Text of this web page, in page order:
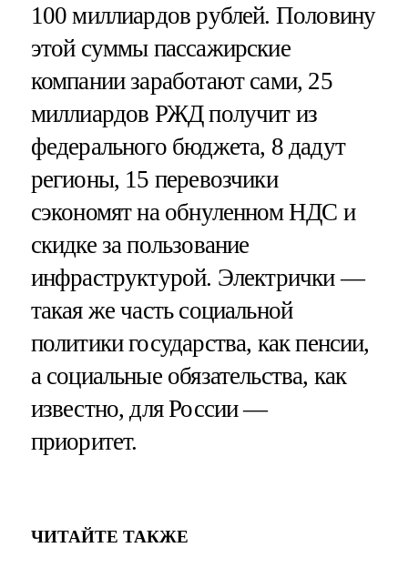
100 миллиардов рублей. Половину
этой суммы пассажирские
компании заработают сами, 25
миллиардов РЖД получит из
федерального бюджета, 8 дадут
регионы, 15 перевозчики
сэкономят на обнуленном НДС и
скидке за пользование
инфраструктурой. Электрички —
такая же часть социальной
политики государства, как пенсии,
а социальные обязательства, как
известно, для России —
приоритет.
ЧИТАЙТЕ ТАКЖЕ